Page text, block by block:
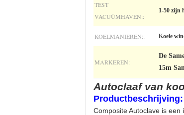
TEST
VACUÜMHAVEN::
1-50 zijn
KOELMANIEREN:: Koele
MARKEREN:
De
15m
Autoclaaf van
Productbeschrijving:
Composite Autoclave is